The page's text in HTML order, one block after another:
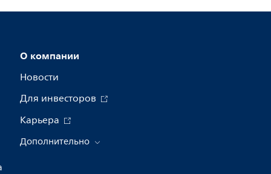
О компании
Новости
Для инвесторов
Карьера
Дополнительно